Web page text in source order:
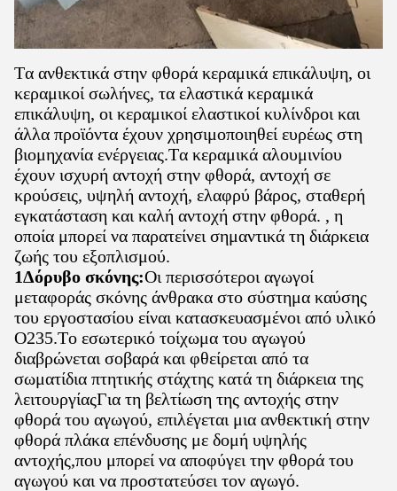
Τα ανθεκτικά στην φθορά κεραμικά επικάλυψη, οι
κεραμικοί σωλήνες, τα ελαστικά κεραμικά
επικάλυψη, οι κεραμικοί ελαστικοί κυλίνδροι και
άλλα προϊόντα έχουν χρησιμοποιηθεί ευρέως στη
βιομηχανία ενέργειας.Τα κεραμικά αλουμινίου
έχουν ισχυρή αντοχή στην φθορά, αντοχή σε
κρούσεις, υψηλή αντοχή, ελαφρύ βάρος, σταθερή
εγκατάσταση και καλή αντοχή στην φθορά. , η
οποία μπορεί να παρατείνει σημαντικά τη διάρκεια
ζωής του εξοπλισμού.
1Δόρυβο σκόνης:Οι περισσότεροι αγωγοί
μεταφοράς σκόνης άνθρακα στο σύστημα καύσης
του εργοστασίου είναι κατασκευασμένοι από υλικό
O235.Το εσωτερικό τοίχωμα του αγωγού
διαβρώνεται σοβαρά και φθείρεται από τα
σωματίδια πτητικής στάχτης κατά τη διάρκεια της
λειτουργίαςΓια τη βελτίωση της αντοχής στην
φθορά του αγωγού, επιλέγεται μια ανθεκτική στην
φθορά πλάκα επένδυσης με δομή υψηλής
αντοχής,που μπορεί να αποφύγει την φθορά του
αγωγού και να προστατεύσει τον αγωγό.